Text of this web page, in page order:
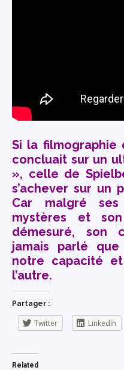
Si la filmographie
concluait sur un
», celle de
s’achever sur un
Car malgré ses
mystères et
démesuré, son
jamais parlé
notre capacité
l’autre.
Partager :
Twitter LinkedIn
Related